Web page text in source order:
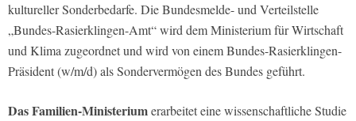
kultureller Sonderbedarfe. Die Bundesmelde- und Verteilstelle
„Bundes-Rasierklingen-Amt“ wird dem Ministerium für Wirtschaft
und Klima zugeordnet und wird von einem Bundes-Rasierklingen-
Präsident (w/m/d) als Sondervermögen des Bundes geführt.
Das Familien-Ministeriumerarbeitet eine wissenschaftliche Studie